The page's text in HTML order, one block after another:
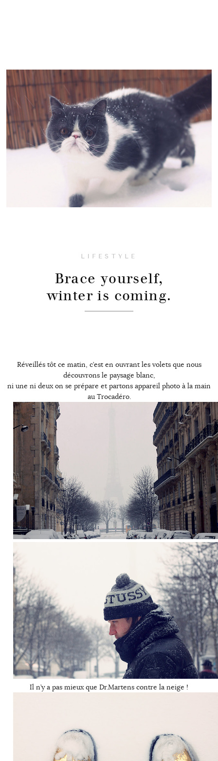
LIFESTYLE
Brace yourself,
winter is coming.
Réveillés tôt ce matin, c’est en ouvrant les volets que nous
découvrons le paysage blanc,
ni une ni deux on se prépare et partons appareil photo à la main
au Trocadéro.
Il n’y a pas mieux que Dr.Martens contre la neige !